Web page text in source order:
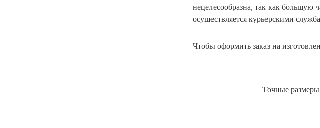
нецелесообразна, так как большую
осуществляется курьерскими
Чтобы оформить заказ на
Точные